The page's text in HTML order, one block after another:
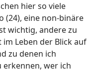
hier so viele
(24), eine non-binäre
wichtig, andere zu
Leben der Blick auf
zu denen ich
wer ich